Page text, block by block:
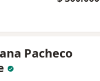
Pacheco